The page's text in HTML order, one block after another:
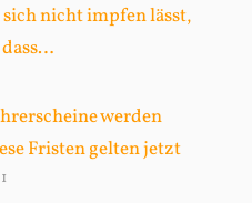
sich nicht impfen lässt,
dass…
werden
Fristen gelten jetzt